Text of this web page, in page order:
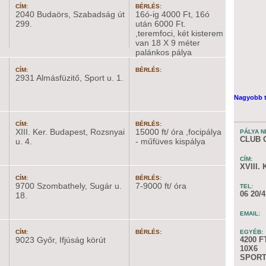
CÍM:
2040 Budaörs, Szabadság út
299.
BÉRLÉS:
16ó-ig 4000 Ft, 16ó
után 6000 Ft.
,teremfoci, két kisterem
van 18 X 9 méter
palánkos pálya
CÍM:
2931 Almásfüzitő, Sport u. 1.
BÉRLÉS:
CÍM:
XIII. Ker. Budapest, Rozsnyai
u. 4.
BÉRLÉS:
15000 ft/ óra ,focipálya
- műfüves kispálya
CÍM:
9700 Szombathely, Sugár u.
18.
BÉRLÉS:
7-9000 ft/ óra
CÍM:
9023 Győr, Ifjúság körút
BÉRLÉS:
Nagyobb
PÁLYA
CLUB
CÍM:
XVIII.
TEL:
06 20/
EMAIL:
EGYÉB:
4200
10X6